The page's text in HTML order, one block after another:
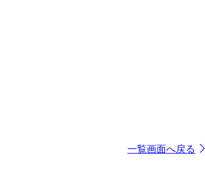
一覧画面へ戻る